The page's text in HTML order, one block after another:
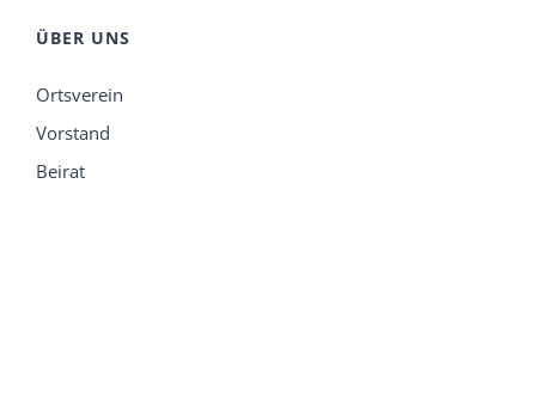
ÜBER UNS
Ortsverein
Vorstand
Beirat